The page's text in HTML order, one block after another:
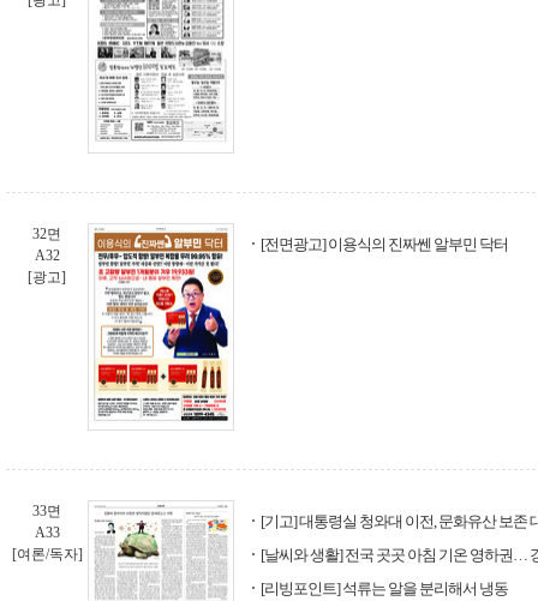
32면
A32
[광고]
[전면광고] 이용식의 진짜쎈 알부민 닥터
33면
A33
[여론/독자]
[기고] 대통령실 청와대 이전, 문화유산 보존
[날씨와 생활] 전국 곳곳 아침 기온 영하권…
[리빙포인트] 석류는 알을 분리해서 냉동